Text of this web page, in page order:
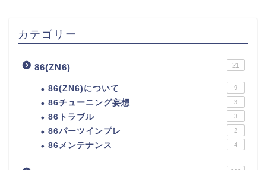
カテゴリー
86(ZN6) 21
86(ZN6)について 9
86チューニング妄想 3
86トラブル 3
86パーツインプレ 2
86メンテナンス 4